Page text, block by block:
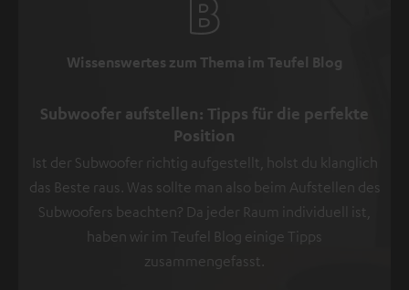
Wissenswertes zum Thema im Teufel Blog
Subwoofer aufstellen: Tipps für die perfekte
Position
Ist der Subwoofer richtig aufgestellt, holst du klanglich
das Beste raus. Was sollte man also beim Aufstellen des
Subwoofers beachten? Da jeder Raum individuell ist,
haben wir im Teufel Blog einige Tipps
zusammengefasst.